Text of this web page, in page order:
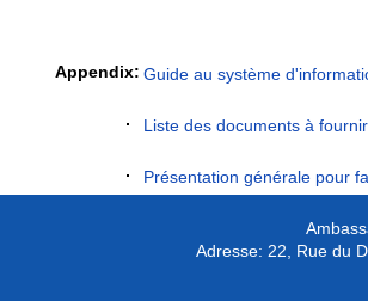
Appendix: Guide au système
Liste des documents à
Présentation générale pour
Adresse: 22, Rue du